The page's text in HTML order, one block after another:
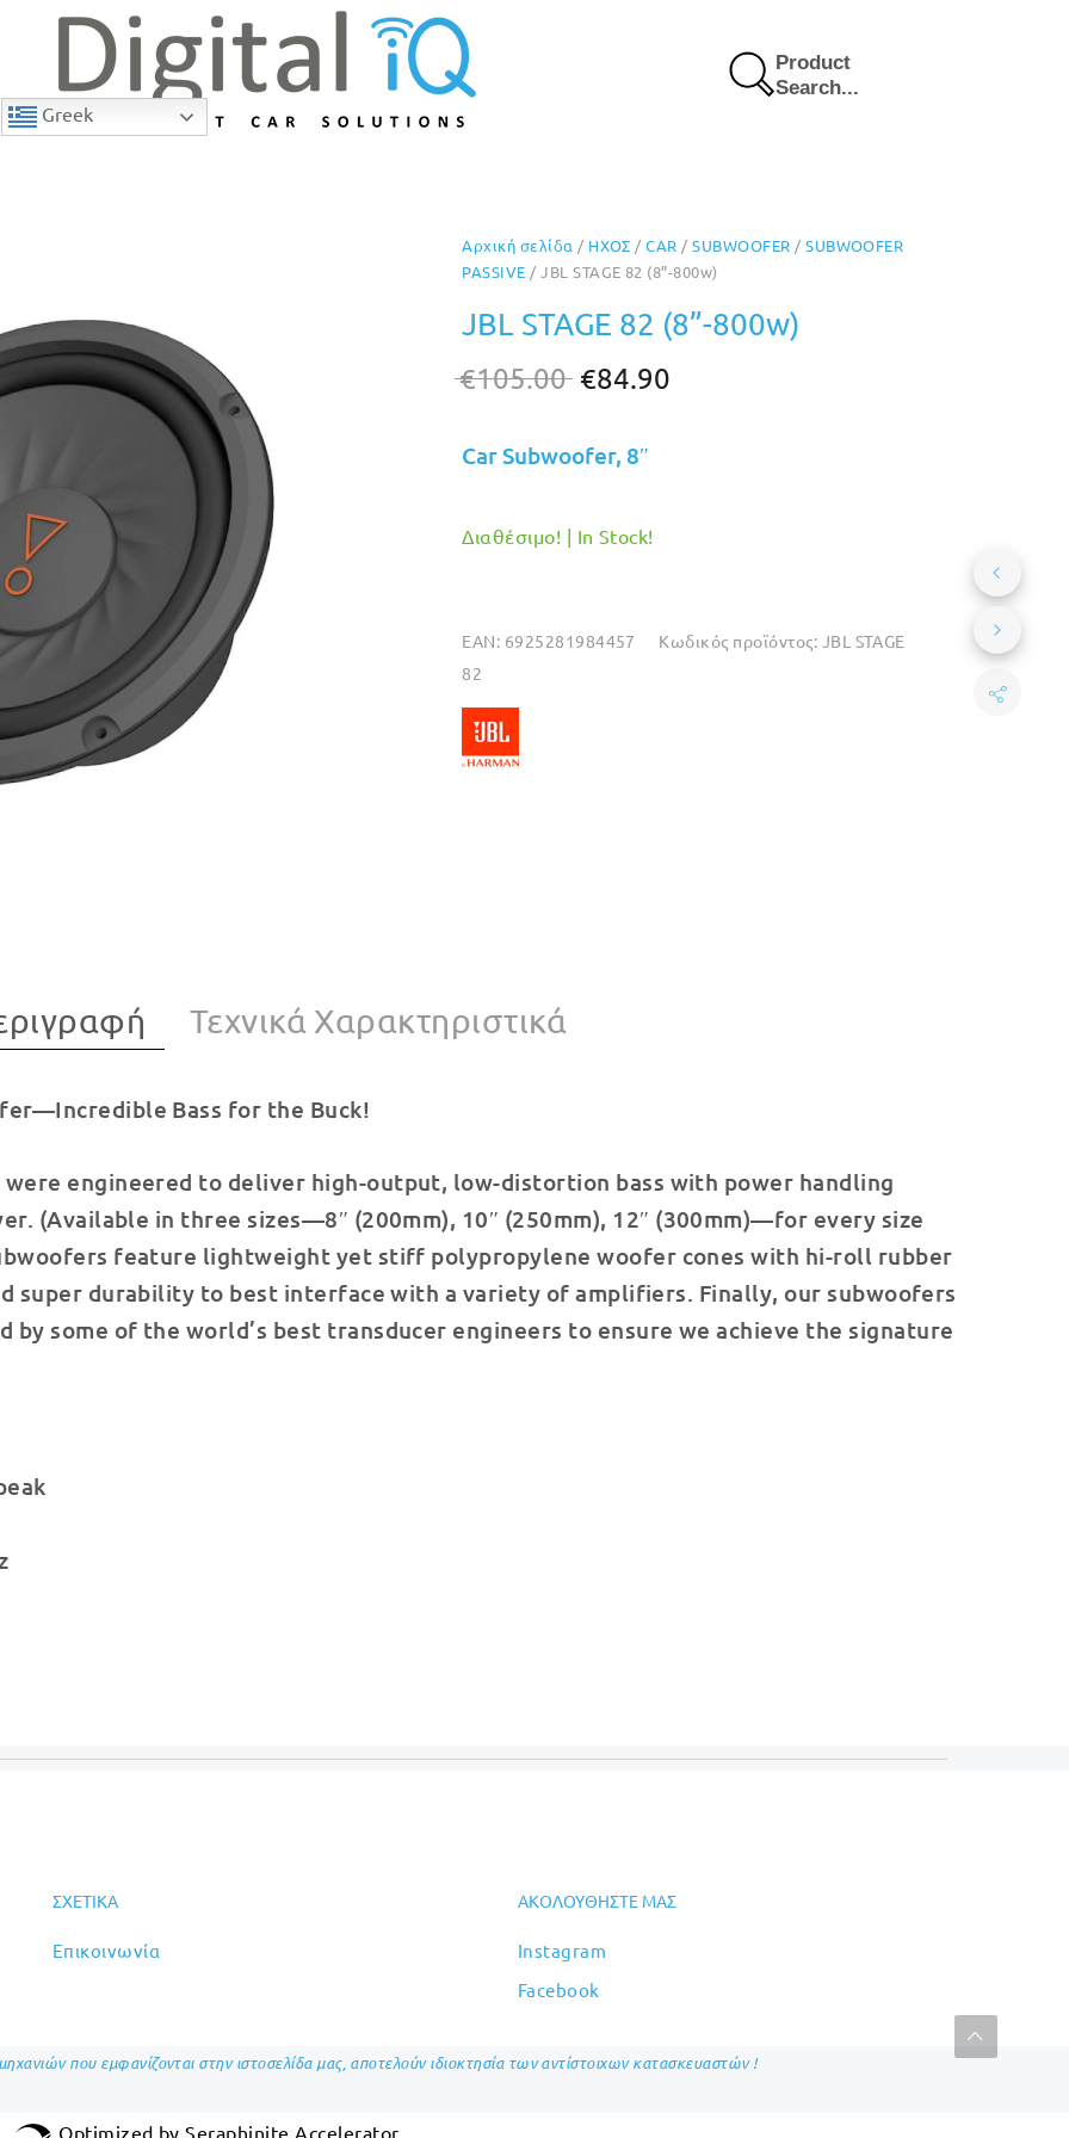
Greek
Product
Search...
Αρχική σελίδα / ΗΧΟΣ /CAR /SUBWOOFER /SUBWOOFER
PASSIVE / JBL STAGE 82 (8”-800w)
JBL STAGE 82 (8”-800w)
€105.00 Original
was:
€84.90
Car Subwoofer, 8″
Διαθέσιμο! | In Stock!
EAN: 6925281984457 Κωδικός προϊόντος: JBL STAGE
82
Τεχνικά Χαρακτηριστικά
Bass for the Buck!
were engineered to deliver high-output, low-distortion bass with power handling
(Available in three sizes—8″ (200mm), 10″ (250mm), 12″ (300mm)—for every size
feature lightweight yet stiff polypropylene woofer cones with hi-roll rubber
super durability to best interface with a variety of amplifiers. Finally, our subwoofers
by some of the world’s best transducer engineers to ensure we achieve the signature
ΣΧΕΤΙΚΆ
Επικοινωνία
ΑΚΟΛΟΥΘΉΣΤΕ ΜΑΣ
Instagram
Facebook
που εμφανίζονται στην ιστοσελίδα μας, αποτελούν ιδιοκτησία των αντίστοιχων κατασκευαστών !
Optimized by Seraphinite Accelerator